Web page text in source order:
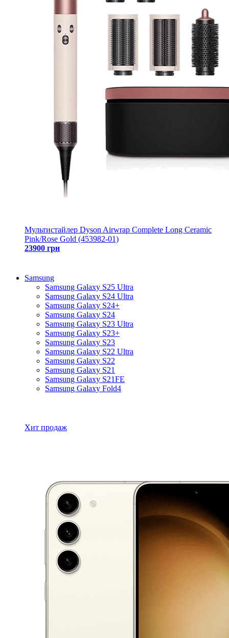
Мультистайлер Dyson Airwrap Complete Long Ceramic
Pink/Rose Gold (453982-01)
23900 грн
Samsung
Samsung Galaxy S25 Ultra
Samsung Galaxy S24 Ultra
Samsung Galaxy S24+
Samsung Galaxy S24
Samsung Galaxy S23 Ultra
Samsung Galaxy S23+
Samsung Galaxy S23
Samsung Galaxy S22 Ultra
Samsung Galaxy S22
Samsung Galaxy S21
Samsung Galaxy S21FE
Samsung Galaxy Fold4
Хит продаж